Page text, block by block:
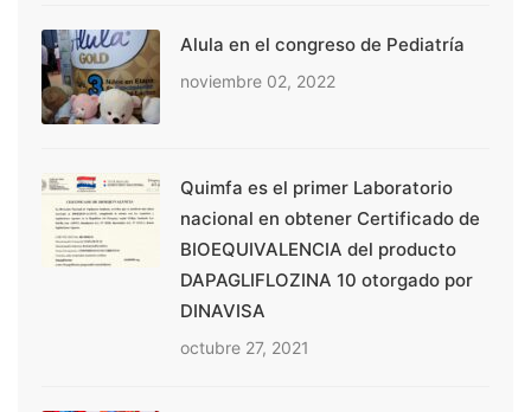
Alula en el congreso de Pediatría
noviembre 02, 2022
Quimfa es el primer Laboratorio
nacional en obtener Certificado de
BIOEQUIVALENCIA del producto
DAPAGLIFLOZINA 10 otorgado por
DINAVISA
octubre 27, 2021